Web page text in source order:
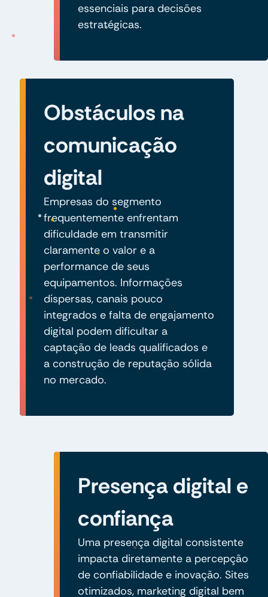
essenciais para decisões
estratégicas.
Obstáculos na
comunicação
digital
Empresas do segmento
frequentemente enfrentam
dificuldade em transmitir
claramente o valor e a
performance de seus
equipamentos. Informações
dispersas, canais pouco
integrados e falta de engajamento
digital podem dificultar a
captação de leads qualificados e
a construção de reputação sólida
no mercado.
Presença digital e
confiança
Uma presença digital consistente
impacta diretamente a percepção
de confiabilidade e inovação. Sites
otimizados, marketing digital bem